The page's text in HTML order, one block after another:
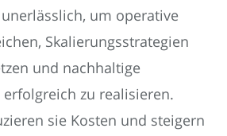
um operative
Skalierungsstrategien
und nachhaltige
zu realisieren.
sie Kosten und steigern